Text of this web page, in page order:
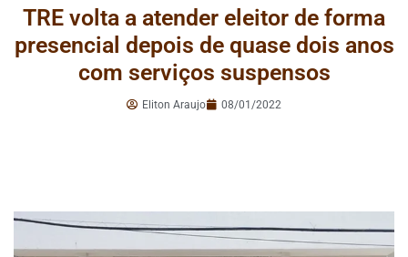
TRE volta a atender eleitor de forma
presencial depois de quase dois anos
com serviços suspensos
Eliton Araujo 08/01/2022